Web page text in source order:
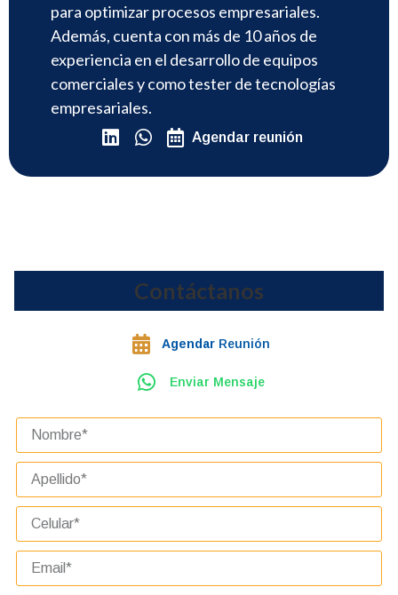
para optimizar procesos empresariales.
Además, cuenta con más de 10 años de
experiencia en el desarrollo de equipos
comerciales y como tester de tecnologías
empresariales.
Agendar reunión
Contáctanos
Agendar Reunión
Enviar Mensaje